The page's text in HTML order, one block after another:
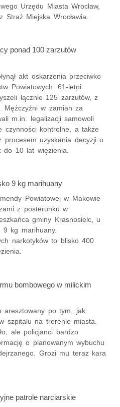
Urzędu Miasta Wrocław,
Miejska Wrocławia.
ponad 100 zarzutów
akt oskarżenia przeciwko
Powiatowych. 61-letni
łącznie 125 zarzutów, z
Mężczyźni w zamian za
m.in. legalizacji samowoli
czynności kontrolne, a także
procesem uzyskania decyzji o
do 10 lat więzienia.
9 kg marihuany
Powiatowej w Makowie
z posterunku w
gminy Krasnosielc, u
9 kg marihuany.
narkotyków to blisko 400
bombowego w milickim
aresztowany po tym, jak
szpitalu na trerenie miasta.
ale policjanci bardzo
o planowanym wybuchu
Grozi mu teraz kara
patrole narciarskie